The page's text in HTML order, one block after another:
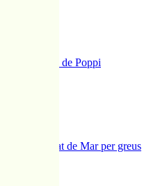
a la plaça de Poppi
a Malgrat de Mar per greus